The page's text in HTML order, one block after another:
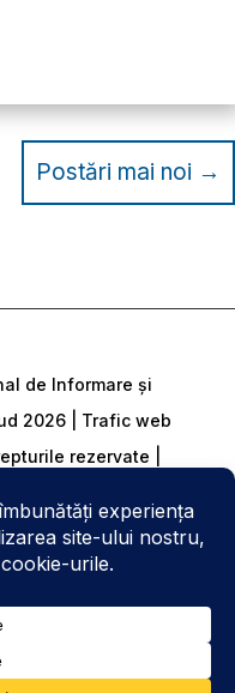
Postări mai noi →
de Informare și
2026 | Trafic web
rezervate |